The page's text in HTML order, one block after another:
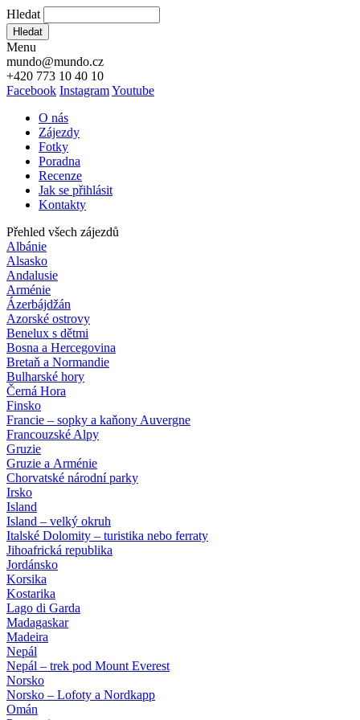
Hledat
Hledat
Menu
mundo@mundo.cz
+420 773 10 40 10
Facebook InstagramYoutube
O nás
Zájezdy
Fotky
Poradna
Recenze
Jak se přihlásit
Kontakty
Přehled všech zájezdů
Albánie
Alsasko
Andalusie
Arménie
Ázerbájdžán
Azorské ostrovy
Benelux s dětmi
Bosna a Hercegovina
Bretaň a Normandie
Bulharské hory
Černá Hora
Finsko
Francie – sopky a kaňony Auvergne
Francouzské Alpy
Gruzie
Gruzie a Arménie
Chorvatské národní parky
Irsko
Island
Island – velký okruh
Italské Dolomity – turistika nebo ferraty
Jihoafrická republika
Jordánsko
Korsika
Kostarika
Lago di Garda
Madagaskar
Madeira
Nepál
Nepál – trek pod Mount Everest
Norsko
Norsko – Lofoty a Nordkapp
Omán